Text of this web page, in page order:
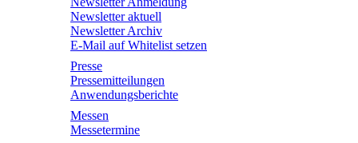
Newsletter aktuell
Newsletter Archiv
E-Mail auf Whitelist setzen
Presse
Pressemitteilungen
Anwendungsberichte
Messen
Messetermine